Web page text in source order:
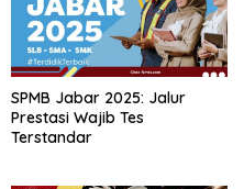
SPMB Jabar 2025: Jalur
Prestasi Wajib Tes
Terstandar